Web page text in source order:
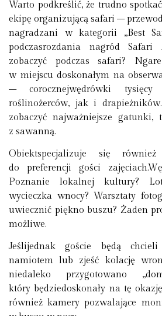
Warto podkreślić, że trudno
ekipę organizującą safari –
nagradzani w kategorii „Best
podczasrozdania nagród
zobaczyć podczas safari?
w miejscu doskonałym na
– corocznejwędrówki tysięcy
roślinożerców, jak i
zobaczyć najważniejsze gatunki,
z sawanną.
Obiektspecjalizuje się
do preferencji gości
Poznanie lokalnej kultury?
wycieczka wnocy? Warsztaty
uwiecznić piękno buszu? Żaden
możliwe.
Jeślijednak goście będą
namiotem lub zjeść kolację
niedaleko przygotowano
który będziedoskonały na tę
również kamery pozwalające